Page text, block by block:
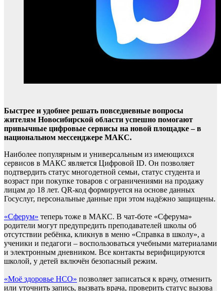
Быстрее и удобнее решать повседневные вопросы
жителям Новосибирской области успешно помогают
привычные цифровые сервисы на новой площадке – в
национальном мессенджере МАКС.
Наиболее популярным и универсальным из имеющихся
сервисов в МАКС является Цифровой ID. Он позволяет
подтвердить статус многодетной семьи, статус студента и
возраст при покупке товаров с ограничениями на продажу
лицам до 18 лет. QR-код формируется на основе данных
Госуслуг, персональные данные при этом надёжно защищены.
«Сферум» теперь тоже в МАКС. В чат-боте «Сферума»
родители могут предупредить преподавателей школы об
отсутствии ребёнка, кликнув в меню «Справка в школу», а
ученики и педагоги – воспользоваться учебными материалами
и электронным дневником. Все контакты верифицируются
школой, у детей включён безопасный режим.
«Моё здоровье НСО» позволяет записаться к врачу, отменить
или уточнить запись, вызвать врача, проверить статус вызова